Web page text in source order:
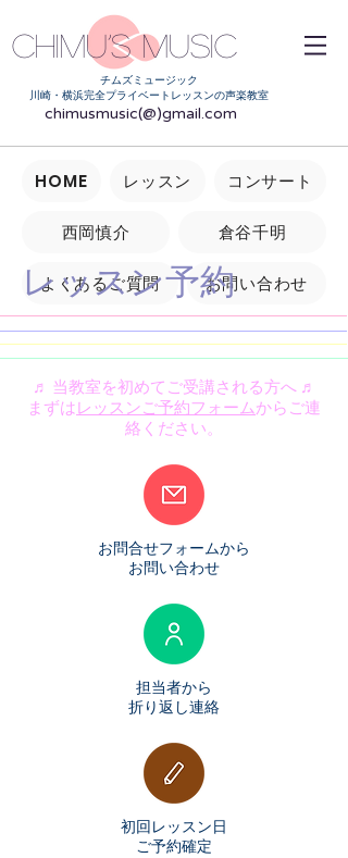
Chimu’s music
チムズミュージック
川崎・横浜完全プライベートレッスンの声楽教室
chimusmusic(@)gmail.com
HOME レッスン コンサート
西岡慎介 倉谷千明
よくあるご質問 お問い合わせ
レッスン予約
♬ 当教室を初めてご受講される方へ ♬
まずはレッスンご予約フォームからご連
絡ください。
お​問合せフォームから
お問い合わせ
担当者から
折り返し連絡
初回レッスン日
​ご予約確定